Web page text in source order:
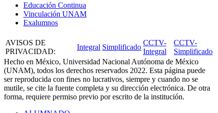
Educación Continua
Vinculación UNAM
Exalumnos
AVISOS DE
PRIVACIDAD:
Integral Simplificado
CCTV-
Integral
CCTV-
Simplificado
Hecho en México, Universidad Nacional Autónoma de México
(UNAM), todos los derechos reservados 2022. Esta página puede
ser reproducida con fines no lucrativos, siempre y cuando no se
mutile, se cite la fuente completa y su dirección electrónica. De otra
forma, requiere permiso previo por escrito de la institución.